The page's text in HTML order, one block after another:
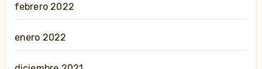
febrero 2022
enero 2022